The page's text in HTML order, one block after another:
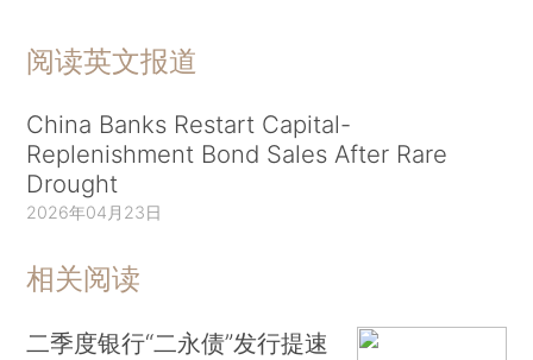
阅读英文报道
China Banks Restart Capital-
Replenishment Bond Sales After Rare
Drought
2026年04月23日
相关阅读
二季度银行“二永债”发行提速